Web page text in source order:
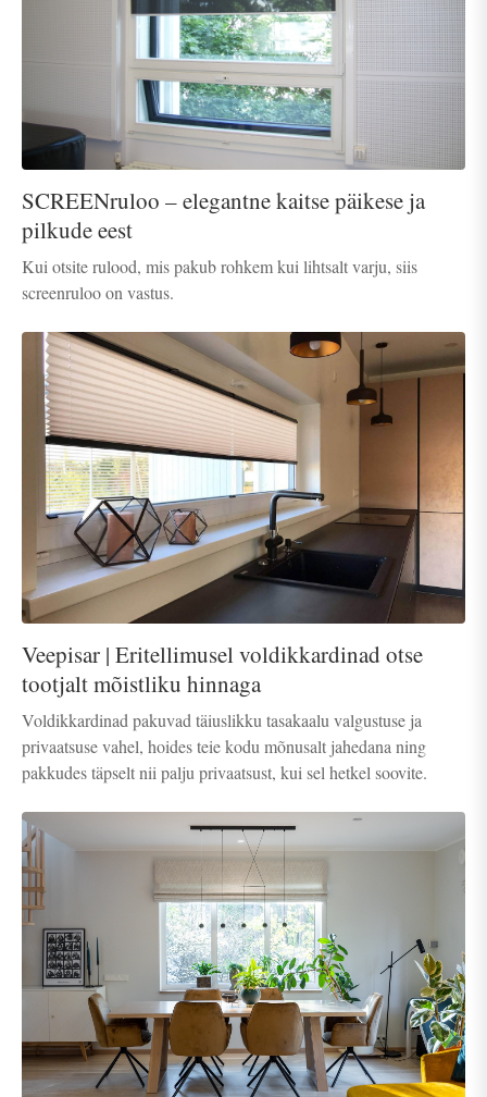
SCREENruloo – elegantne kaitse päikese ja
pilkude eest
Kui otsite rulood, mis pakub rohkem kui lihtsalt varju, siis
screenruloo on vastus.
Veepisar | Eritellimusel voldikkardinad otse
tootjalt mõistliku hinnaga
Voldikkardinad pakuvad täiuslikku tasakaalu valgustuse ja
privaatsuse vahel, hoides teie kodu mõnusalt jahedana ning
pakkudes täpselt nii palju privaatsust, kui sel hetkel soovite.